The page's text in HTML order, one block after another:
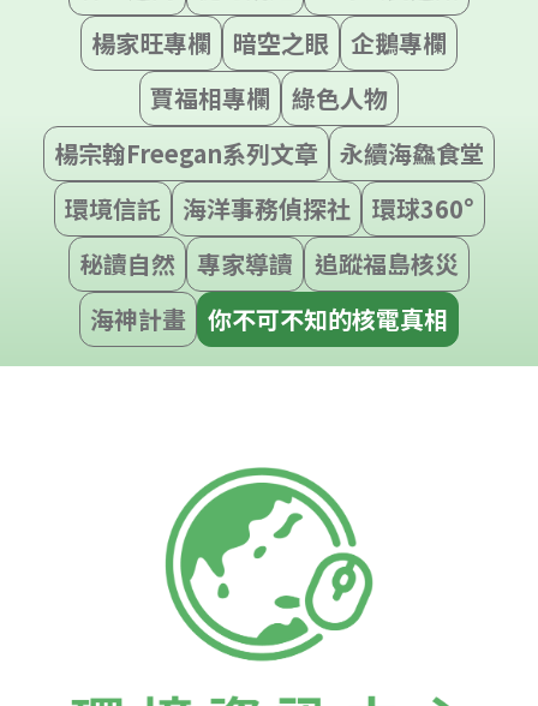
楊家旺專欄
暗空之眼
企鵝專欄
賈福相專欄
綠色人物
楊宗翰Freegan系列文章
永續海鱻食堂
環境信託
海洋事務偵探社
環球360°
秘讀自然
專家導讀
追蹤福島核災
海神計畫
你不可不知的核電真相